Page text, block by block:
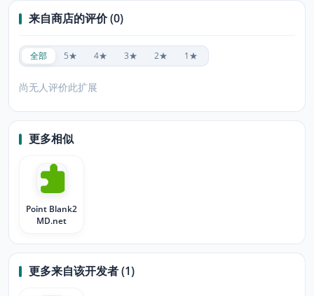
来自商店的评价 (0)
全部 5★ 4★ 3★ 2★ 1★
尚无人评价此扩展
更多相似
Point Blank2
MD.net
更多来自该开发者 (1)